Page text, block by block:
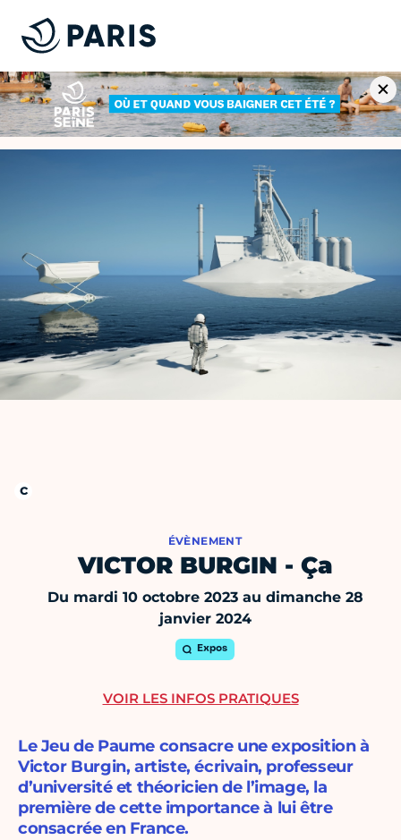
ÉVÈNEMENT
VICTOR BURGIN - Ça
Du mardi 10 octobre 2023 au dimanche 28
janvier 2024
Expos
Le Jeu de Paume consacre une exposition à
Victor Burgin, artiste, écrivain, professeur
d’université et théoricien de l’image, la
première de cette importance à lui être
consacrée en France.
VOIR LES INFOS PRATIQUES